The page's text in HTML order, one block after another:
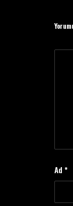
Ad *